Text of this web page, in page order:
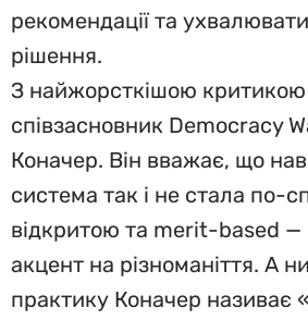
рекомендації та
рішення.
З найжорсткішою критикою
співзасновник Democracy
Коначер. Він вважає, що
система так і не стала по-
відкритою та merit-based
акцент на різноманіття. А
практику Коначер називає